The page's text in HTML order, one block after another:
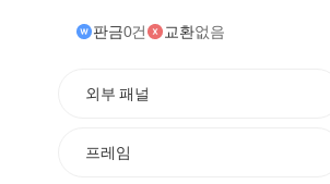
판금0건 교환없음
외부 패널
프레임